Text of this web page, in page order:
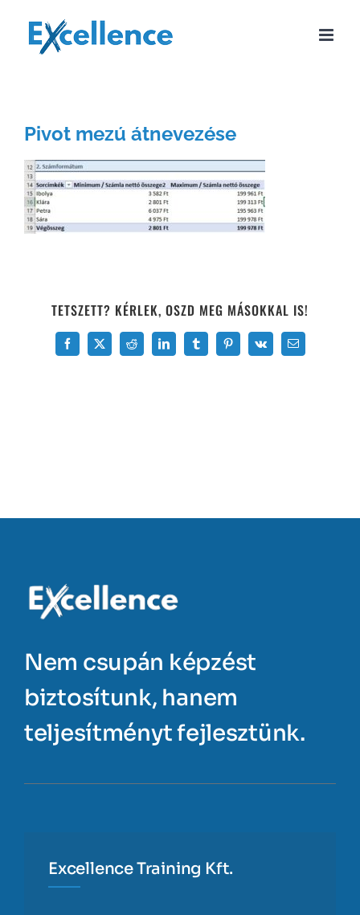
Pivot mezú átnevezése
TETSZETT? KÉRLEK, OSZD MEG MÁSOKKAL IS!
Facebook
X Reddit LinkedInTumblrPinterest
Vk Email:
Nem csupán képzést
biztosítunk, hanem
teljesítményt fejlesztünk.
Excellence Training Kft.